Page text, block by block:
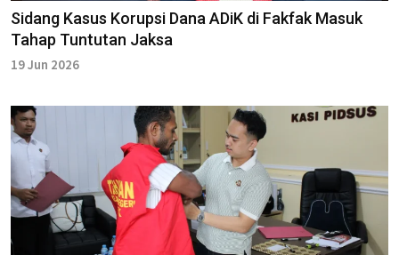
Sidang Kasus Korupsi Dana ADiK di Fakfak Masuk
Tahap Tuntutan Jaksa
19 Jun 2026